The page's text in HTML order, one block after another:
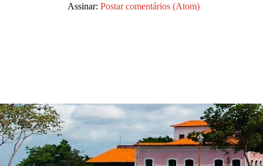
Assinar: Postar comentários (Atom)